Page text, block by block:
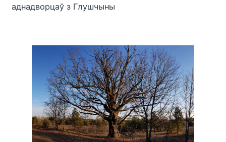
аднадворцаў з Глушчыны